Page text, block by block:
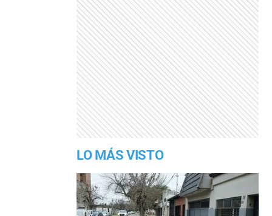
LO MÁS VISTO